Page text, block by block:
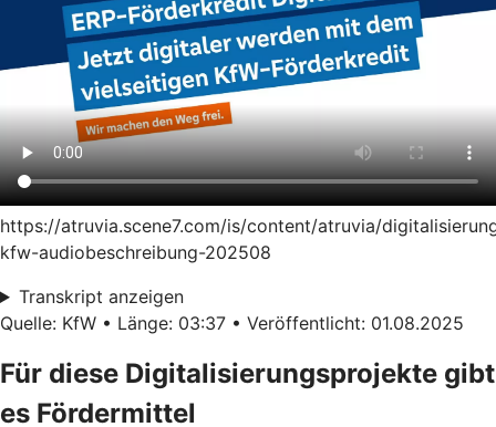
https://atruvia.scene7.com/is/content/atruvia/
kfw-audiobeschreibung-202508
Transkript anzeigen
Quelle: KfW • Länge: 03:37 • Veröffentlicht: 01.08.2025
Für diese Digitalisierungsprojekte gibt
es Fördermittel